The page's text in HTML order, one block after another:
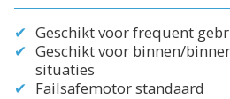
Geschikt voor frequent
Geschikt voor binnen/
situaties
Failsafemotor standaard